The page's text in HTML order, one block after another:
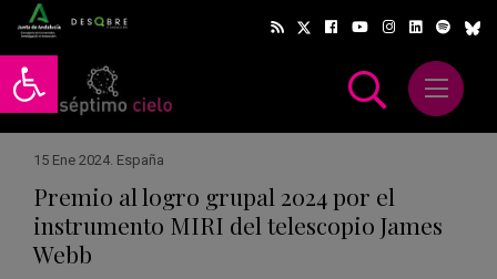
Abrir barra de herramientas
Abrir
15 Ene 2024. España
Premio al logro grupal 2024 por el
instrumento MIRI del telescopio James
Webb